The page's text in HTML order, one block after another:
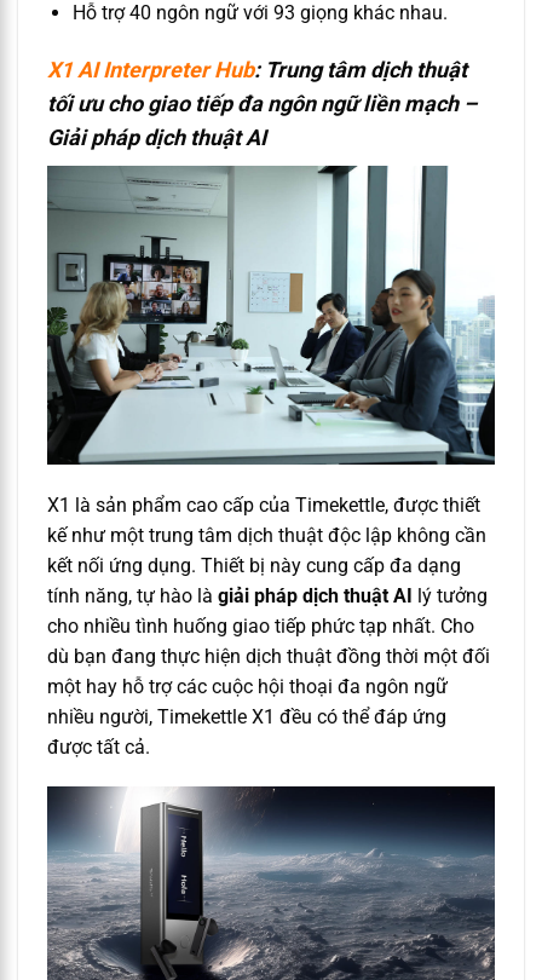
Hỗ trợ 40 ngôn ngữ với 93 giọng khác nhau.
X1 AI Interpreter Hub: Trung tâm dịch thuật
tối ưu cho giao tiếp đa ngôn ngữ liền mạch –
Giải pháp dịch thuật AI
X1 là sản phẩm cao cấp của Timekettle, được thiết
kế như một trung tâm dịch thuật độc lập không cần
kết nối ứng dụng. Thiết bị này cung cấp đa dạng
tính năng, tự hào là giải pháp dịch thuật AI lý tưởng
cho nhiều tình huống giao tiếp phức tạp nhất. Cho
dù bạn đang thực hiện dịch thuật đồng thời một đối
một hay hỗ trợ các cuộc hội thoại đa ngôn ngữ
nhiều người, Timekettle X1 đều có thể đáp ứng
được tất cả.